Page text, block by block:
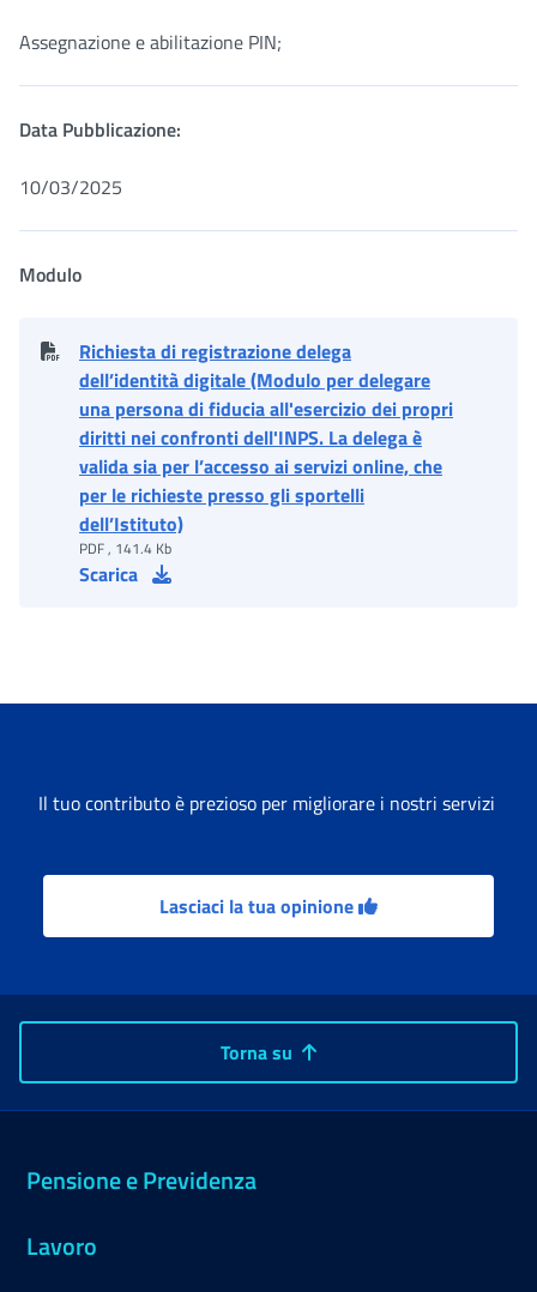
Assegnazione e abilitazione PIN;
Data Pubblicazione:
10/03/2025
Modulo
Richiesta di registrazione delega
dell’identità digitale (Modulo per delegare
una persona di fiducia all'esercizio dei propri
diritti nei confronti dell'INPS. La delega è
valida sia per l’accesso ai servizi online, che
per le richieste presso gli sportelli
dell’Istituto)
PDF , 141.4 Kb
Scarica
Il tuo contributo è prezioso per migliorare i nostri servizi
Lasciaci la tua opinione
Torna su
Pensione e Previdenza
Lavoro